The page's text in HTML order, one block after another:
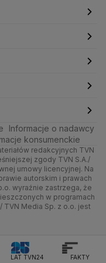
Informacje o nadawcy
konsumenckie
redakcyjnych TVN
zgody TVN S.A./
umowy licencyjnej. Na
autorskim i prawach
wyraźnie zastrzega, że
w programach
TVN Media Sp. z o.o. jest
LAT TVN24 FAKTY